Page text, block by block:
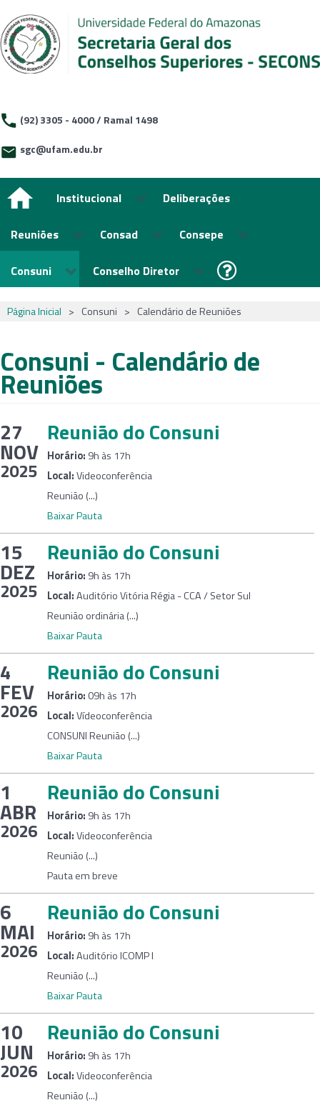
(92) 3305 - 4000 / Ramal 1498
sgc@ufam.edu.br
Institucional Deliberações
Reuniões Consad Consepe
Consuni Conselho Diretor
Página Inicial > Consuni > Calendário de Reuniões
Consuni - Calendário de
Reuniões
27
NOV
2025
Reunião do Consuni
Horário: 9h às 17h
Local:Videoconferência
Reunião (...)
Baixar Pauta
15
DEZ
2025
Reunião do Consuni
Horário: 9h às 17h
Local:Auditório Vitória Régia - CCA / Setor Sul
Reunião ordinária (...)
Baixar Pauta
4
FEV
2026
Reunião do Consuni
Horário: 09h às 17h
Local:Vídeoconferência
CONSUNI Reunião (...)
Baixar Pauta
1
ABR
2026
Reunião do Consuni
Horário: 9h às 17h
Local:Videoconferência
Reunião (...)
Pauta em breve
6
MAI
2026
Reunião do Consuni
Horário: 9h às 17h
Local:Auditório ICOMP I
Reunião (...)
Baixar Pauta
10
JUN
2026
Reunião do Consuni
Horário: 9h às 17h
Local:Videoconferência
Reunião (...)